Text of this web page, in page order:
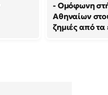
- Ομόφωνη
Αθηναίων
ζημιές από